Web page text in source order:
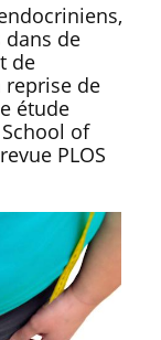
de
de
de
étude
of
PLOS